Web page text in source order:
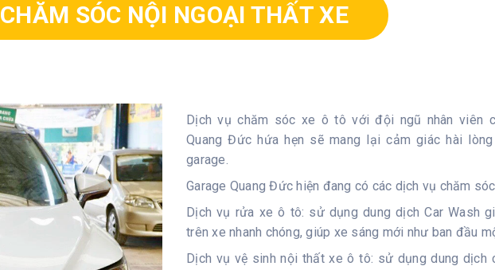
CHĂM SÓC NỘI NGOẠI THẤT XE
Dịch vụ chăm sóc xe ô tô với đội ngũ nhân viên
Quang Đức hứa hẹn sẽ mang lại cảm giác hài
garage.
Garage Quang Đức hiện đang có các dịch vụ chăm
Dịch vụ rửa xe ô tô: sử dụng dung dịch Car Wash
trên xe nhanh chóng, giúp xe sáng mới như ban đầu
Dịch vụ vệ sinh nội thất xe ô tô: sử dụng dung dịch